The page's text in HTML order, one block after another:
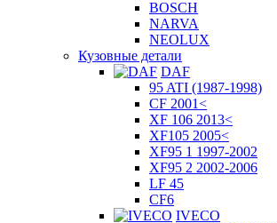
BOSCH
NARVA
NEOLUX
Кузовные детали
DAF
95 ATI (1987-1998)
CF 2001<
XF 106 2013<
XF105 2005<
XF95 1 1997-2002
XF95 2 2002-2006
LF 45
CF6
IVECO